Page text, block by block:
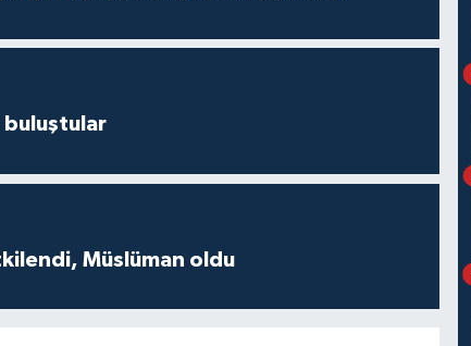
buluştular
Müslüman oldu